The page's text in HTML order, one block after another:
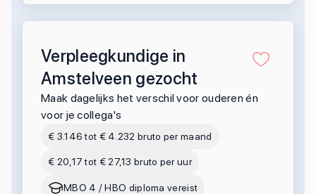
Verpleegkundige in
Amstelveen gezocht
Maak dagelijks het verschil voor ouderen én
voor je collega's
€ 3.146 tot € 4.232 bruto per maand
€ 20,17 tot € 27,13 bruto per uur
MBO 4 / HBO diploma vereist